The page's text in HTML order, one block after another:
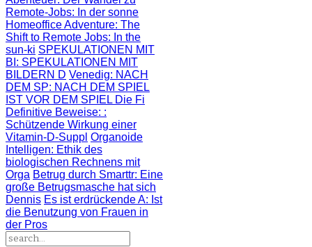
Remote-Jobs: In der sonne
Homeoffice Adventure: The
Shift to Remote Jobs: In the
sun-ki SPEKULATIONEN MIT
BI : SPEKULATIONEN MIT
BILDERN D Venedig: NACH
DEM SP: NACH DEM SPIEL
IST VOR DEM SPIEL Die Fi
Definitive Beweise: :
Schützende Wirkung einer
Vitamin-D-Suppl Organoide
Intelligen: Ethik des
biologischen Rechnens mit
Orga Betrug durch Smarttr: Eine
große Betrugsmasche hat sich
Dennis Es ist erdrückende A: Ist
die Benutzung von Frauen in
der Pros